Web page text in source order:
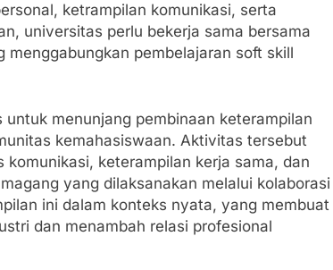
ketrampilan komunikasi, serta
universitas perlu bekerja sama bersama
pembelajaran soft skill
menunjang pembinaan keterampilan
kemahasiswaan. Aktivitas tersebut
keterampilan kerja sama, dan
yang dilaksanakan melalui kolaborasi
ini dalam konteks nyata, yang membuat
dan menambah relasi profesional